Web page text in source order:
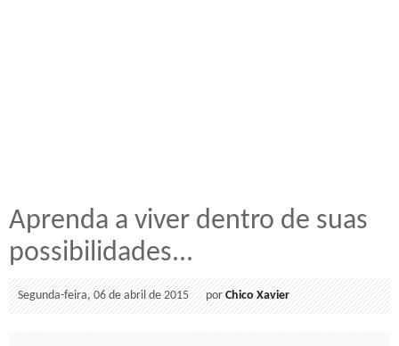
Aprenda a viver dentro de suas
possibilidades...
Segunda-feira, 06 de abril de 2015 porChico Xavier